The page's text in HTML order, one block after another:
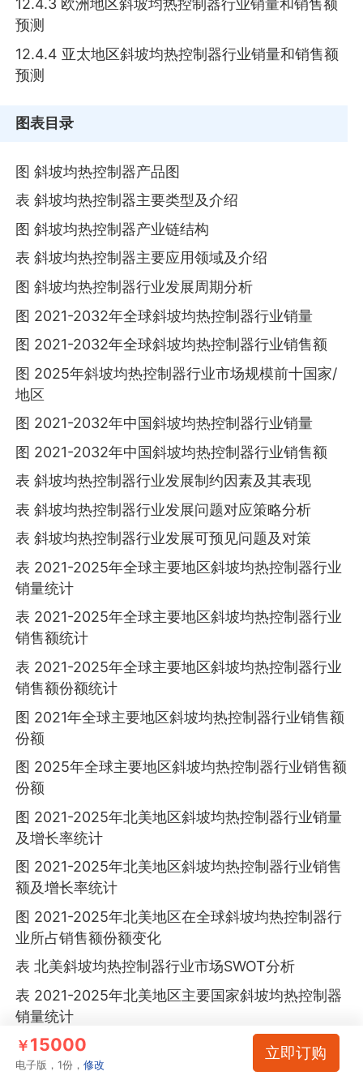
12.4.3 欧洲地区斜坡均热控制器行业销量和销售额
预测
12.4.4 亚太地区斜坡均热控制器行业销量和销售额
预测
图表目录
图 斜坡均热控制器产品图
表 斜坡均热控制器主要类型及介绍
图 斜坡均热控制器产业链结构
表 斜坡均热控制器主要应用领域及介绍
图 斜坡均热控制器行业发展周期分析
图 2021-2032年全球斜坡均热控制器行业销量
图 2021-2032年全球斜坡均热控制器行业销售额
图 2025年斜坡均热控制器行业市场规模前十国家/
地区
图 2021-2032年中国斜坡均热控制器行业销量
图 2021-2032年中国斜坡均热控制器行业销售额
表 斜坡均热控制器行业发展制约因素及其表现
表 斜坡均热控制器行业发展问题对应策略分析
表 斜坡均热控制器行业发展可预见问题及对策
表 2021-2025年全球主要地区斜坡均热控制器行业
销量统计
表 2021-2025年全球主要地区斜坡均热控制器行业
销售额统计
表 2021-2025年全球主要地区斜坡均热控制器行业
销售额份额统计
图 2021年全球主要地区斜坡均热控制器行业销售额
份额
图 2025年全球主要地区斜坡均热控制器行业销售额
份额
图 2021-2025年北美地区斜坡均热控制器行业销量
及增长率统计
图 2021-2025年北美地区斜坡均热控制器行业销售
额及增长率统计
图 2021-2025年北美地区在全球斜坡均热控制器行
业所占销售额份额变化
表 北美斜坡均热控制器行业市场SWOT分析
表 2021-2025年北美地区主要国家斜坡均热控制器
销量统计
表 2021-2025年北美地区主要国家在北美斜坡均热
控制器市场销量份额统计
￥15000
电子版，1份，修改
立即订购